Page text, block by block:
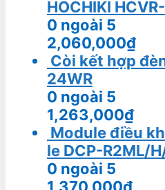
HOCHIKI
0 ngoài 5
2,060,000₫
Còi kết hợp
24WR
0 ngoài 5
1,263,000₫
Module điều
le DCP-R2ML/
0 ngoài 5